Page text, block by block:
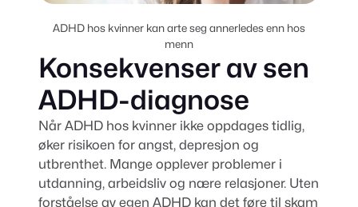
ADHD hos kvinner kan arte seg annerledes enn hos
menn
Konsekvenser av sen
ADHD-diagnose
Når ADHD hos kvinner ikke oppdages tidlig,
øker risikoen for angst, depresjon og
utbrenthet. Mange opplever problemer i
utdanning, arbeidsliv og nære relasjoner. Uten
forståelse av egen ADHD kan det føre til skam